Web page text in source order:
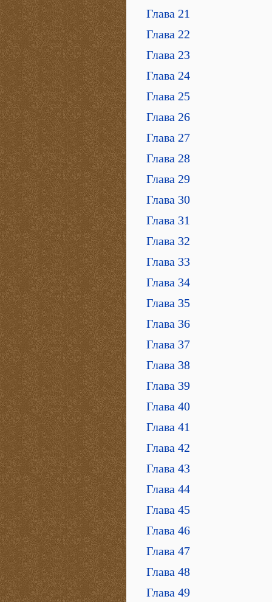
Глава 21
Глава 22
Глава 23
Глава 24
Глава 25
Глава 26
Глава 27
Глава 28
Глава 29
Глава 30
Глава 31
Глава 32
Глава 33
Глава 34
Глава 35
Глава 36
Глава 37
Глава 38
Глава 39
Глава 40
Глава 41
Глава 42
Глава 43
Глава 44
Глава 45
Глава 46
Глава 47
Глава 48
Глава 49